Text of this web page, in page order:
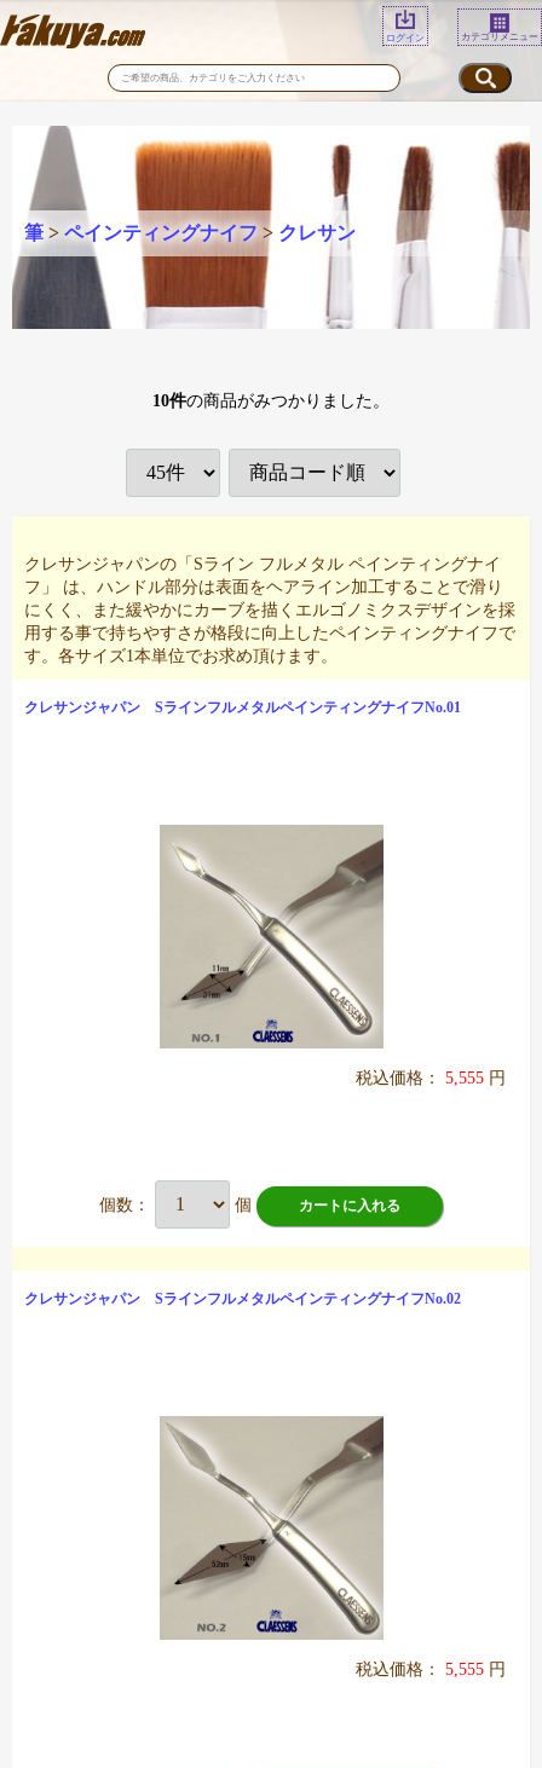
ログイン カテゴリメニュー
筆 > ペインティングナイフ > クレサン
10件の商品がみつかりました。
クレサンジャパンの「Sライン フルメタル ペインティングナイ
フ」 は、ハンドル部分は表面をヘアライン加工することで滑り
にくく、また緩やかにカーブを描くエルゴノミクスデザインを採
用する事で持ちやすさが格段に向上したペインティングナイフで
す。各サイズ1本単位でお求め頂けます。
クレサンジャパン SラインフルメタルペインティングナイフNo.01
税込価格： 5,555 円
個数： 個 カートに入れる
クレサンジャパン SラインフルメタルペインティングナイフNo.02
税込価格： 5,555 円